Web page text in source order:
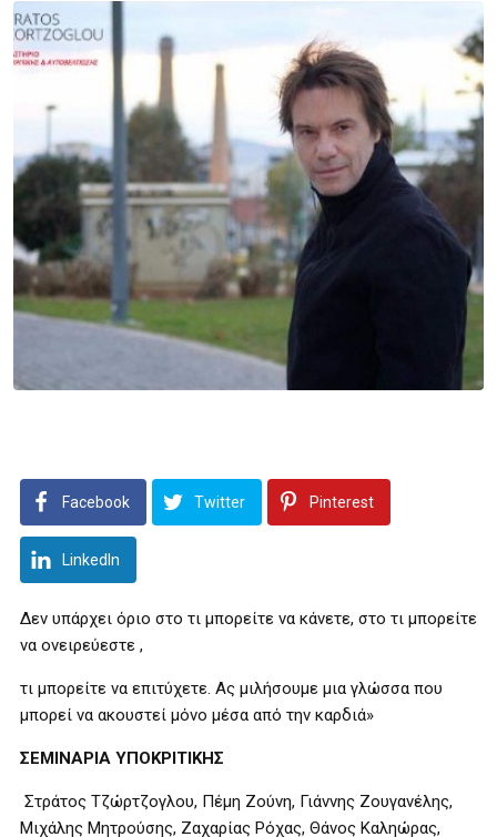
Facebook Twitter Pinterest
LinkedIn
Δεν υπάρχει όριο στο τι μπορείτε να κάνετε, στο τι μπορείτε
να ονειρεύεστε ,
τι μπορείτε να επιτύχετε. Ας μιλήσουμε μια γλώσσα που
μπορεί να ακουστεί μόνο μέσα από την καρδιά»
ΣΕΜΙΝΑΡΙΑ ΥΠΟΚΡΙΤΙΚΗΣ
Στράτος Τζώρτζογλου, Πέμη Ζούνη, Γιάννης Ζουγανέλης,
Μιχάλης Μητρούσης, Ζαχαρίας Ρόχας, Θάνος Καληώρας,